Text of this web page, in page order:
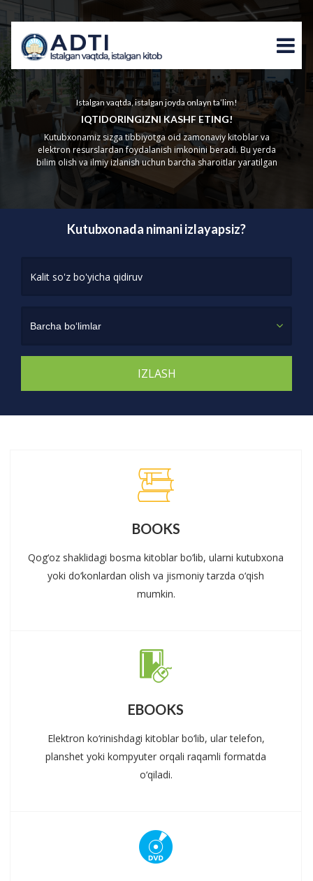
Istalgan vaqtda, istalgan joyda onlayn ta’lim!
IQTIDORINGIZNI KASHF ETING!
Kutubxonamiz sizga tibbiyotga oid zamonaviy kitoblar va
elektron resurslardan foydalanish imkonini beradi. Bu yerda
bilim olish va ilmiy izlanish uchun barcha sharoitlar yaratilgan
Kutubxonada nimani izlayapsiz?
Barcha bo‘limlar
BOOKS
Qog‘oz shaklidagi bosma kitoblar bo‘lib, ularni kutubxona
yoki do‘konlardan olish va jismoniy tarzda o‘qish
mumkin.
EBOOKS
Elektron ko‘rinishdagi kitoblar bo‘lib, ular telefon,
planshet yoki kompyuter orqali raqamli formatda
o‘qiladi.